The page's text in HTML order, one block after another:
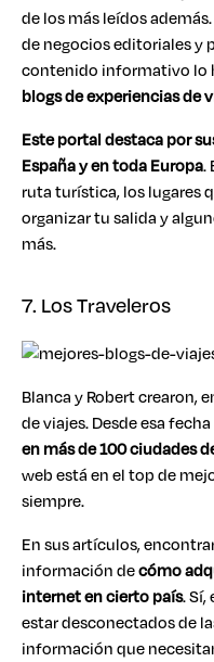
de los más leídos
de negocios editoriales y
contenido informativo lo
blogs de experiencias de
Este portal destaca por
España y en toda Europa.
ruta turística, los lugares
organizar tu salida y
más.
7. Los Traveleros
Blanca y Robert crearon,
de viajes. Desde esa
en más de 100 ciudades
web está en el top de
siempre.
En sus artículos,
información decómo
internet en cierto país.
estar desconectados de
información que